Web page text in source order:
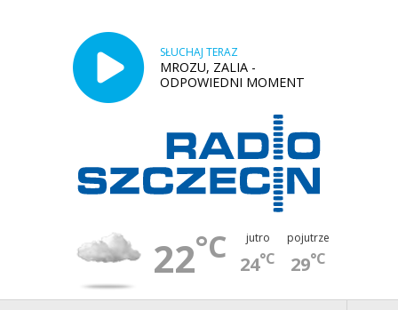
SŁUCHAJ TERAZ
MROZU, ZALIA -
ODPOWIEDNI MOMENT
22°C jutro
24°C
pojutrze
29°C